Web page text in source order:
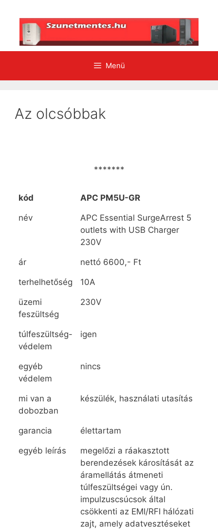
tartalomba
Menü
Az olcsóbbak
*******
kód APC PM5U-GR
név
APC Essential SurgeArrest 5
outlets with USB Charger
230V
ár nettó 6600,- Ft
terhelhetőség 10A
üzemi
feszültség
230V
túlfeszültség-
védelem
igen
egyéb
védelem
nincs
mi van a
dobozban
készülék, használati utasítás
garancia élettartam
egyéb leírás
megelőzi a ráakasztott
berendezések károsítását az
áramellátás átmeneti
túlfeszültségei vagy ún.
impulzuscsúcsok által
csökkenti az EMI/RFI hálózati
zajt, amely adatvesztéseket